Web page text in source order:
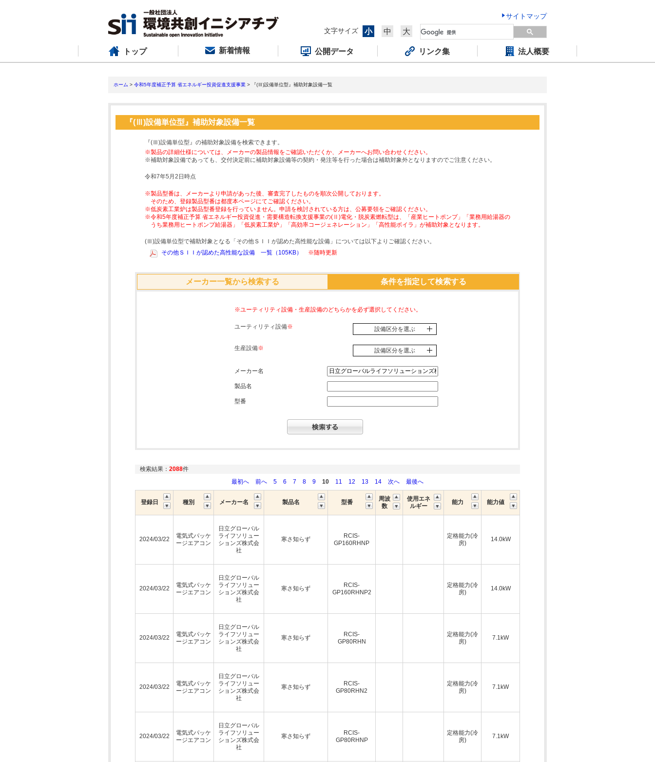
サイトマップ
文字サイズ
小 中 大
トップ 新着情報 公開データ リンク集 法人概要
ホーム > 令和5年度補正予算 省エネルギー投資促進支援事業 > 『(Ⅲ)設備単位型』補助対象設備一覧
『(Ⅲ)設備単位型』補助対象設備一覧
『(Ⅲ)設備単位型』の補助対象設備を検索できます。
※製品の詳細仕様については、メーカーの製品情報をご確認いただくか、メーカーへお問い合わせください。
※補助対象設備であっても、交付決定前に補助対象設備等の契約・発注等を行った場合は補助対象外となりますのでご注意ください。
令和7年5月2日時点
※製品型番は、メーカーより申請があった後、審査完了したものを順次公開しております。
そのため、登録製品型番は都度本ページにてご確認ください。
※低炭素工業炉は製品型番登録を行っていません。申請を検討されている方は、公募要領をご確認ください。
※令和5年度補正予算 省エネルギー投資促進・需要構造転換支援事業の(Ⅱ)電化・脱炭素燃転型は、「産業ヒートポンプ」「業務用給湯器の
うち業務用ヒートポンプ給湯器」「低炭素工業炉」「高効率コージェネレーション」「高性能ボイラ」が補助対象となります。
(Ⅲ)設備単位型で補助対象となる「その他ＳＩＩが認めた高性能な設備」については以下よりご確認ください。
その他ＳＩＩが認めた高性能な設備 一覧（105KB）
※随時更新
メーカー一覧から検索する 条件を指定して検索する
※ユーティリティ設備・生産設備のどちらかを必ず選択してください。
ユーティリティ設備※ 設備区分を選ぶ
生産設備※ 設備区分を選ぶ
メーカー名
製品名
型番
検索結果： 2088件
最初へ
前へ 5 6 7 8 9 10 11 12 13 14 次へ 最後へ
登録日 種別 メーカー名 製品名 型番
周波
数
使用エネ
ルギー
能力 能力値
2024/03/22
電気式パッケ
ージエアコン
日立グローバル
ライフソリュー
ションズ株式会
社
寒さ知らず
RCIS-
GP160RHNP
定格能力(冷
房)
14.0kW
2024/03/22
電気式パッケ
ージエアコン
日立グローバル
ライフソリュー
ションズ株式会
社
寒さ知らず
RCIS-
GP160RHNP2
定格能力(冷
房)
14.0kW
2024/03/22
電気式パッケ
ージエアコン
日立グローバル
ライフソリュー
ションズ株式会
社
寒さ知らず
RCIS-
GP80RHN
定格能力(冷
房)
7.1kW
2024/03/22
電気式パッケ
ージエアコン
日立グローバル
ライフソリュー
ションズ株式会
社
寒さ知らず
RCIS-
GP80RHN2
定格能力(冷
房)
7.1kW
2024/03/22
電気式パッケ
ージエアコン
日立グローバル
ライフソリュー
ションズ株式会
社
寒さ知らず
RCIS-
GP80RHNP
定格能力(冷
房)
7.1kW